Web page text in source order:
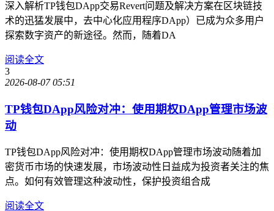
深入解析TP钱包DApp交易Revert问题及解决方案在区块链技
术的迅猛发展中，去中心化应用程序DApp）已成为众多用户
探索数字资产的新途径。然而，随着DA
阅读全文
3
2026-08-07 05:51
TP钱包DApp风险对冲：使用期权DApp管理市场波
动
TP钱包DApp风险对冲：使用期权DApp管理市场波动随着加
密货币市场的快速发展，市场波动性日益成为投资者关注的焦
点。如何有效管理这种波动性，保护投资组合成
阅读全文